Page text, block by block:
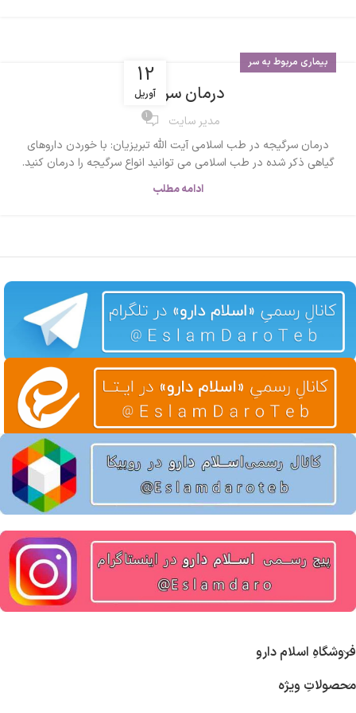
12
آوریل
بیماری مربوط به سر
درمان سرگیجه
مدیر سایت 1
درمان سرگیجه در طب اسلامی آیت الله تبریزیان: با خوردن داروهای
گیاهی ذکر شده در طب اسلامی می توانید انواع سرگیجه را درمان کنید.
ادامه مطلب
فروشگاهِ اسلام دارو
محصولاتِ ویژه